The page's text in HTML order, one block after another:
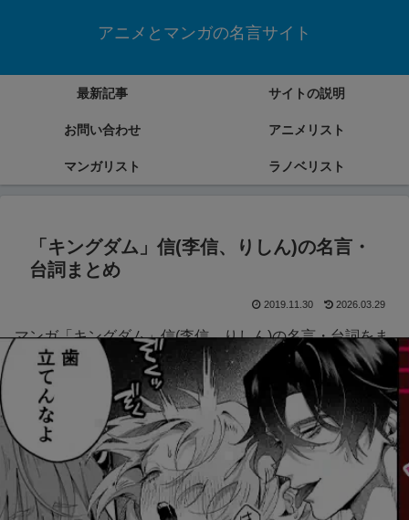
アニメとマンガの名言サイト
最新記事 サイトの説明
お問い合わせ アニメリスト
マンガリスト ラノベリスト
「キングダム」信(李信、りしん)の名言・
台詞まとめ
2019.11.30 2026.03.29
マンガ「キングダム」信(李信、りしん)の名言・台詞をま
とめていきます。